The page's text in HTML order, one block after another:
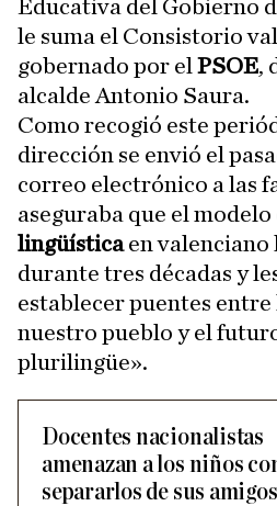
Educativa del Gobierno
le suma el Consistorio
gobernado por el PSOE,
alcalde Antonio Saura.
Como recogió este
dirección se envió el
correo electrónico a las
aseguraba que el modelo
lingüísticaen valenciano
durante tres décadas y
establecer puentes
nuestro pueblo y el
plurilingüe».
Docentes nacionalistas
amenazan a los niños
separarlos de sus